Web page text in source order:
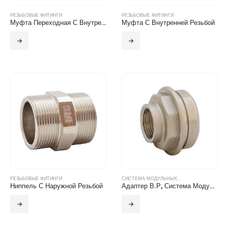
РЕЗЬБОВЫЕ ФИТИНГИ
Муфта Переходная С Внутренней Резьбой
РЕЗЬБОВЫЕ ФИТИНГИ
Муфта С Внутренней Резьбой
РЕЗЬБОВЫЕ ФИТИНГИ
Ниппель С Наружной Резьбой
СИСТЕМА МОДУЛЬНЫХ...
Адаптер В.Р, Система Модульных Фитингов БТС